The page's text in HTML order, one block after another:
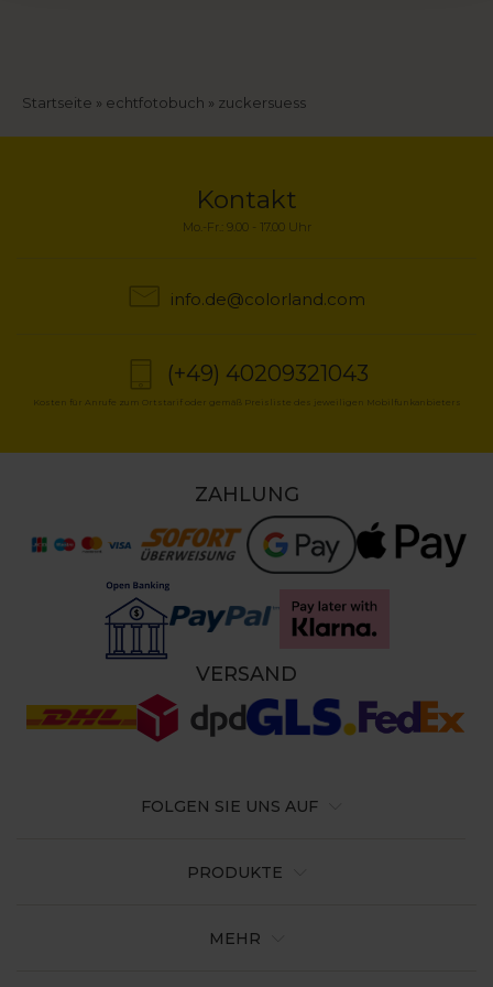
Pfadnavigation
Startseite echtfotobuch zuckersuess
Kontakt
Mo.-Fr.: 9.00 - 17.00 Uhr
info.de@colorland.com
(+49) 40209321043
Kosten für Anrufe zum Ortstarif oder gemäß Preisliste des jeweiligen Mobilfunkanbieters
PRODUKTE
MEHR
FOLGEN SIE UNS AUF
ZAHLUNG
VERSAND